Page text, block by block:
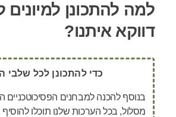
למה להתכונן למיונים
דווקא איתנו?
כדי להתכונן לכל שלבי
בנוסף להכנה למבחנים הפסיכוטכניים
מסלול, בכל הערכות שלנו תוכלו